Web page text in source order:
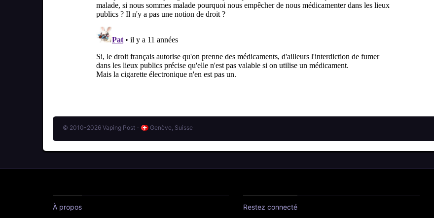
© 2010-2026 Vaping Post - Genève, Suisse
À propos Restez connecté